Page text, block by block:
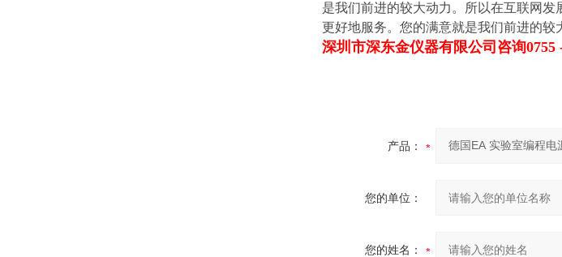
是我们前进的较大动力。所以在互联网
更好地服务。您的满意就是我们前进的较
深圳市深东金仪器有限公司 咨询
产品：
您的单位：
您的姓名：